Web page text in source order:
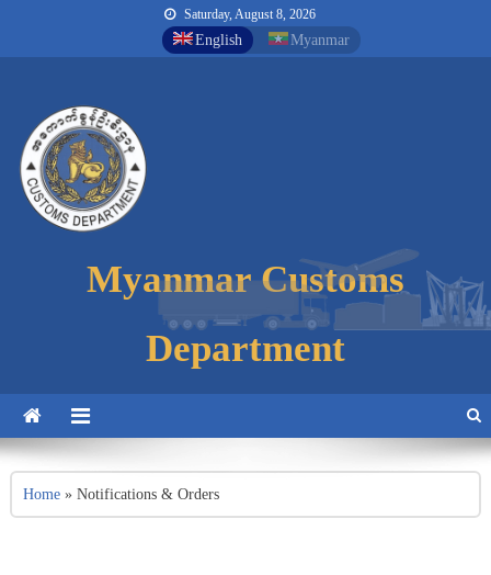
Saturday, August 8, 2026
English Myanmar
Myanmar Customs
Department
Home» Notifications & Orders